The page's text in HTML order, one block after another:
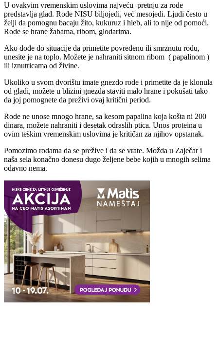
U ovakvim vremenskim uslovima najveću pretnju za rode
predstavlja glad. Rode NISU biljojedi, već mesojedi. Ljudi često u
želji da pomognu bacaju žito, kukuruz i hleb, ali to nije od pomoći.
Rode se hrane žabama, ribom, glodarima.
Ako dođe do situacije da primetite povređenu ili smrznutu rodu,
unesite je na toplo. Možete je nahraniti sitnom ribom ( papalinom )
ili iznutricama od živine.
Ukoliko u svom dvorištu imate gnezdo rode i primetite da je klonula
od gladi, možete u blizini gnezda staviti malo hrane i pokušati tako
da joj pomognete da preživi ovaj kritični period.
Rode ne unose mnogo hrane, sa kesom papalina koja košta ni 200
dinara, možete nahraniti i desetak odraslih ptica. Unos proteina u
ovim teškim vremenskim uslovima je kritičan za njihov opstanak.
Pomozimo rodama da se prežive i da se vrate. Možda u Zaječar i
naša sela konačno donesu dugo željene bebe kojih u mnogih selima
odavno nema.